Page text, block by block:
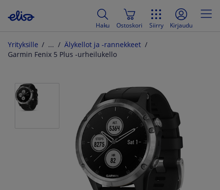
Haku Ostoskori Siirry Kirjaudu
Yrityksille
Älykellot ja -rannekkeet
Garmin Fenix 5 Plus -urheilukello